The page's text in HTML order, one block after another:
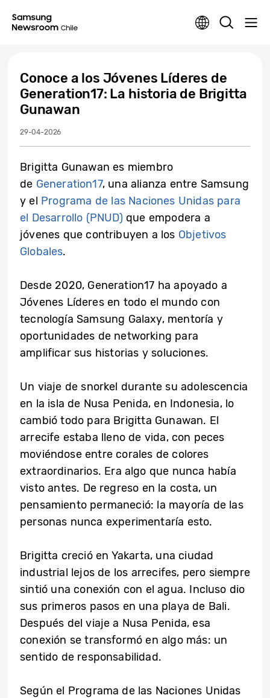
Conoce a los Jóvenes Líderes de
Generation17: La historia de Brigitta
Gunawan
29-04-2026
Brigitta Gunawan es miembro
de Generation17, una alianza entre Samsung
y el Programa de las Naciones Unidas para
el Desarrollo (PNUD) que empodera a
jóvenes que contribuyen a los Objetivos
Globales.
Desde 2020, Generation17 ha apoyado a
Jóvenes Líderes en todo el mundo con
tecnología Samsung Galaxy, mentoría y
oportunidades de networking para
amplificar sus historias y soluciones.
Un viaje de snorkel durante su adolescencia
en la isla de Nusa Penida, en Indonesia, lo
cambió todo para Brigitta Gunawan. El
arrecife estaba lleno de vida, con peces
moviéndose entre corales de colores
extraordinarios. Era algo que nunca había
visto antes. De regreso en la costa, un
pensamiento permaneció: la mayoría de las
personas nunca experimentaría esto.
Brigitta creció en Yakarta, una ciudad
industrial lejos de los arrecifes, pero siempre
sintió una conexión con el agua. Incluso dio
sus primeros pasos en una playa de Bali.
Después del viaje a Nusa Penida, esa
conexión se transformó en algo más: un
sentido de responsabilidad.
Según el Programa de las Naciones Unidas